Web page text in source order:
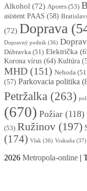
Alkohol (72) Apores (53)
asistent PAAS (58)
(72) Doprava
Dopravný podnik (36)
Dúbravka (51) Električka
Korona vírus (64) Kultúra
MHD (151) Nehoda
(57) Parkovacia politika
Petržalka (263)
(670) Požiar (118)
(53) Ružinov (197)
(174) Vlak (36) Vrakuňa (37)
2026 Metropola-online |